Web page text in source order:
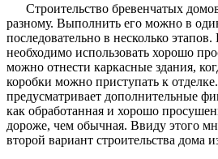
Строительство бревенчатых
разному. Выполнить его можно в
последовательно в несколько
необходимо использовать хорошо
можно отнести каркасные здания,
коробки можно приступать к
предусматривает дополнительные
как обработанная и хорошо
дороже, чем обычная. Ввиду этого
второй вариант строительства дома